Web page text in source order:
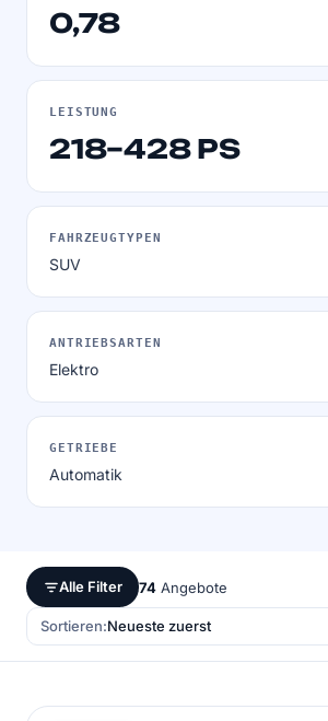
0,78
LEISTUNG
218–428 PS
FAHRZEUGTYPEN
SUV
ANTRIEBSARTEN
Elektro
GETRIEBE
Automatik
Alle Filter 74 Angebote
Sortieren: